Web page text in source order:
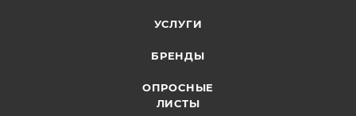
УСЛУГИ
БРЕНДЫ
ОПРОСНЫЕ
ЛИСТЫ